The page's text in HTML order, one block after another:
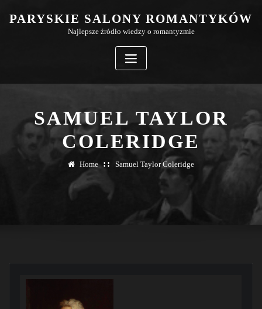
PARYSKIE SALONY ROMANTYKÓW
Najlepsze źródło wiedzy o romantyzmie
SAMUEL TAYLOR
COLERIDGE
Home Samuel Taylor Coleridge